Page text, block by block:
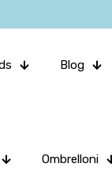
Blog
Ombrelloni